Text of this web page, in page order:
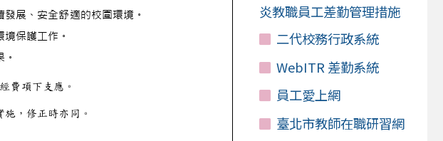
炎教職員工差勤管理措施
二代校務行政系統
WebITR 差勤系統
員工愛上網
臺北市教師在職研習網